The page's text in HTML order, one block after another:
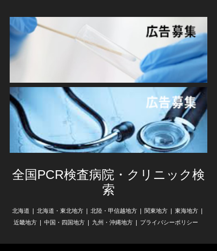
全国PCR検査病院・クリニック検
索
北海道 北海道・東北地方 北陸・甲信越地方 関東地方
東海地方
近畿地方
中国・四国地方 九州・沖縄地方 プライバシーポリシー